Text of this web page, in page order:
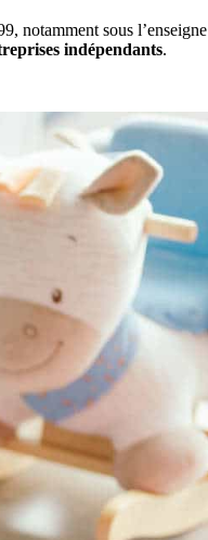
notamment sous l’enseigne
indépendants.